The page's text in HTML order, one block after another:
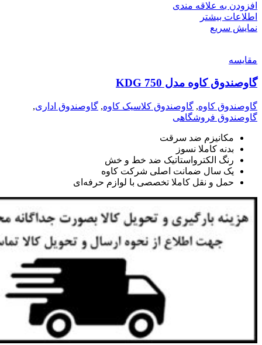
افزودن به علاقه مندی
اطلاعات بیشتر
نمایش سریع
مقايسه
گاوصندوق کاوه مدل 750 KDG
گاوصندوق کاوه, گاوصندوق کلاسیک کاوه, گاوصندوق اداری,
گاوصندوق فروشگاهی
مکانیزم ضد سرقت
بدنه کاملا نسوز
رنگ الکترواستاتیک ضد خط و خش
یک سال ضمانت اصلی شرکت کاوه
حمل و نقل کاملا تخصصی با لوازم حرفه‌ای